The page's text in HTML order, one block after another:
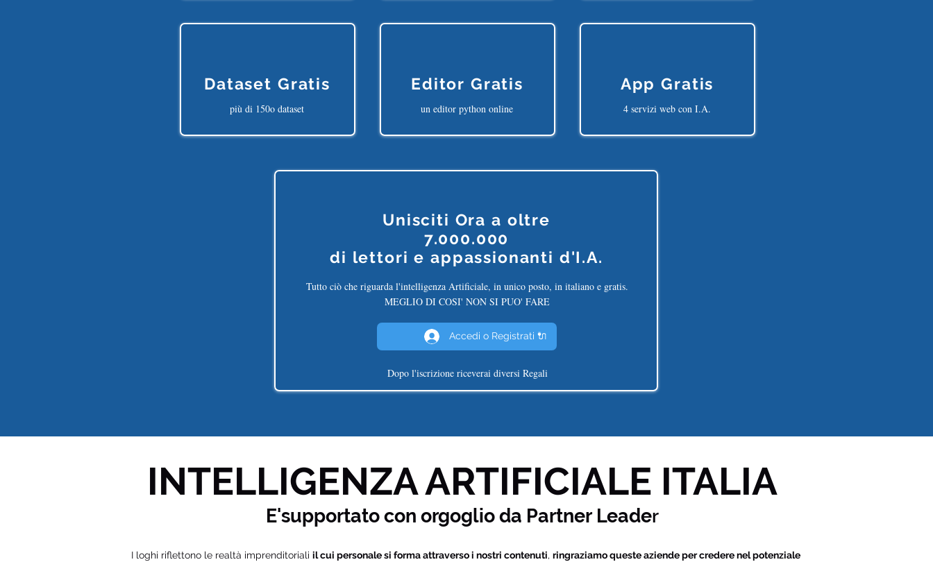
Dataset Gratis
più di 150o dataset
Editor Gratis
un editor python online
App Gratis
4 servizi web con I.A.
Unisciti Ora a oltre
7.000.000
di lettori e appassionanti d'I.A.
Tutto ciò che riguarda l'intelligenza Artificiale, in unico posto, in italiano e gratis.
MEGLIO DI COSI' NON SI PUO' FARE
Accedi o Registrati 🔌
Dopo l'iscrizione riceverai diversi Regali
INTELLIGENZA ARTIFICIALE ITALIA
E'supportato con orgoglio da Partner Leader
I loghi riflettono le realtà imprenditoriali il cui personale si forma attraverso i nostri contenuti, ringraziamo queste aziende per credere nel potenziale